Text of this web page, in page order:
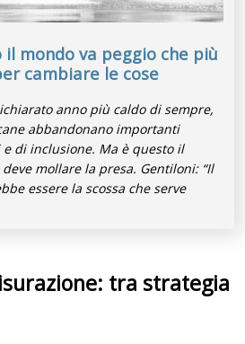
mondo va peggio che più
cambiare le cose
anno più caldo di sempre,
abbandonano importanti
di inclusione. Ma è questo il
mollare la presa. Gentiloni: “Il
essere la scossa che serve
tra strategia